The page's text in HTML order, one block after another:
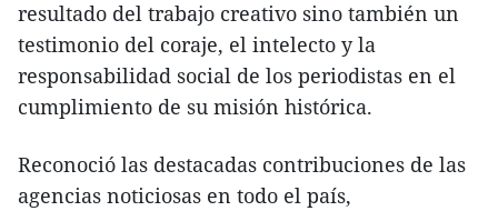
resultado del trabajo creativo sino también un
testimonio del coraje, el intelecto y la
responsabilidad social de los periodistas en el
cumplimiento de su misión histórica.
Reconoció las destacadas contribuciones de las
agencias noticiosas en todo el país,